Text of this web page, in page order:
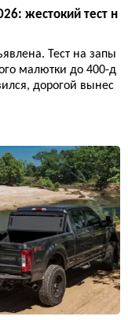
жестокий тест н
Тест на запы
малютки до 400-д
дорогой вынес